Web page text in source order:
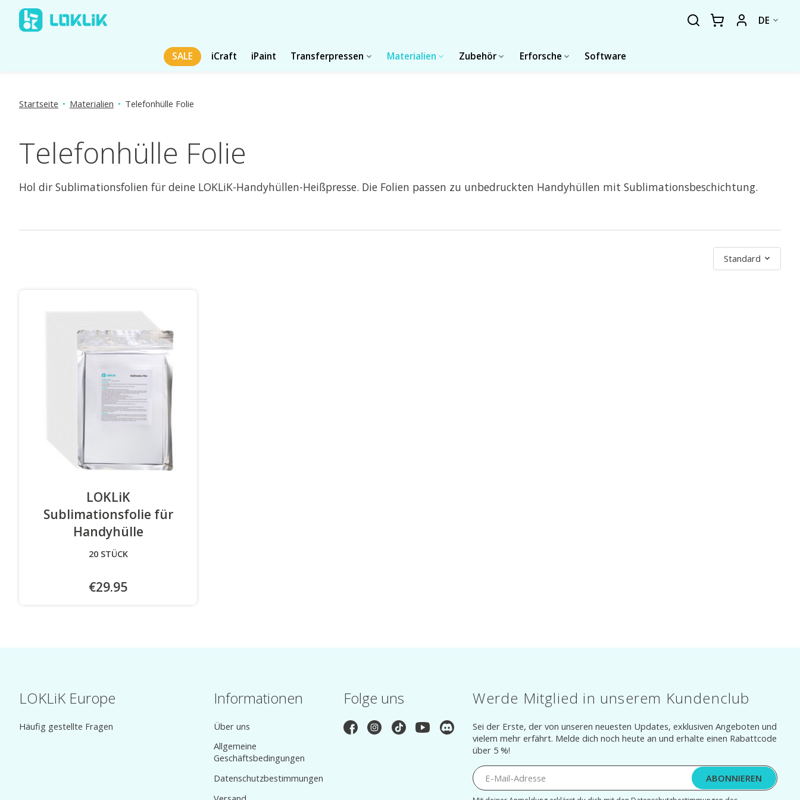
DE
SALE iCraft iPaint Transferpressen Materialien Zubehör Erforsche Software
Startseite • Materialien • Telefonhülle Folie
Telefonhülle Folie
Hol dir Sublimationsfolien für deine LOKLiK-Handyhüllen-Heißpresse. Die Folien passen zu unbedruckten Handyhüllen mit Sublimationsbeschichtung.
Sortieren nach
Standard
LOKLiK
Sublimationsfolie für
Handyhülle
20 STÜCK
€29.95
LOKLiK Europe
Häufig gestellte Fragen
Informationen
Über uns
Allgemeine
Geschäftsbedingungen
Datenschutzbestimmungen
Folge uns Werde Mitglied in unserem Kundenclub
Sei der Erste, der von unseren neuesten Updates, exklusiven Angeboten und
vielem mehr erfährt. Melde dich noch heute an und erhalte einen Rabattcode
über 5 %!
ABONNIEREN